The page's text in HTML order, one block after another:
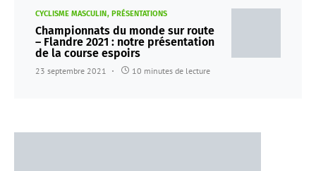
CYCLISME MASCULIN PRÉSENTATIONS
Championnats du monde sur route
– Flandre 2021 : notre présentation
de la course espoirs
23 septembre 2021 10 minutes de lecture